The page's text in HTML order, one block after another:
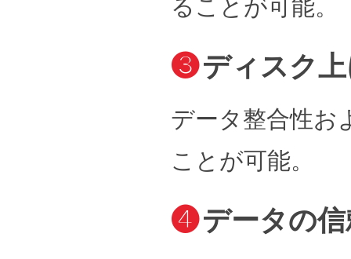
ることが可能。
❸ディスク
データ整合性お
ことが可能。
❹データの